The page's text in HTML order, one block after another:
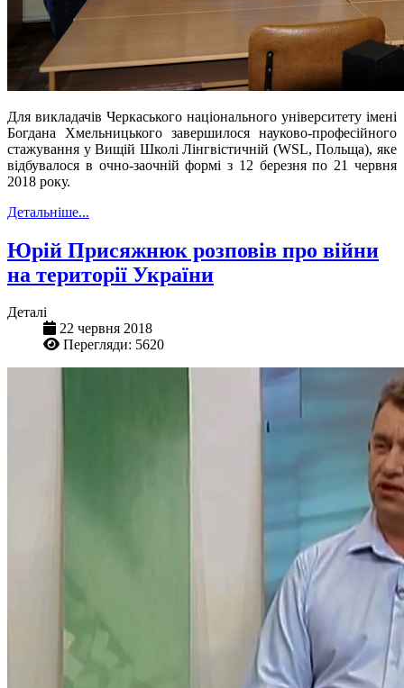
Для викладачів Черкаського національного університету імені
Богдана Хмельницького завершилося науково-професійного
стажування у Вищій Школі Лінгвістичній (WSL, Польща), яке
відбувалося в очно-заочній формі з 12 березня по 21 червня
2018 року.
Детальніше...
Юрій Присяжнюк розповів про війни
на території України
Деталі
22 червня 2018
Перегляди: 5620